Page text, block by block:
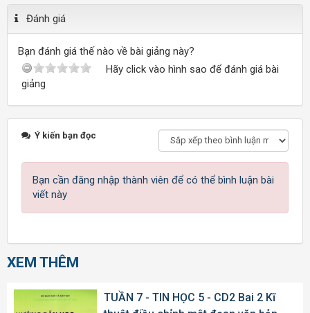
Đánh giá
Bạn đánh giá thế nào về bài giảng này?
Hãy click vào hình sao để đánh giá bài
giảng
Ý kiến bạn đọc
Bạn cần đăng nhập thành viên để có thể bình luận bài
viết này
XEM THÊM
TUẦN 7 - TIN HỌC 5 - CD2 Bai 2 Kĩ